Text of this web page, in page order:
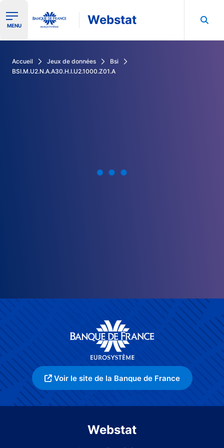
Ouvrir le menu de navigation
MENU Webstat
Accueil Jeux de données
Bsi
BSI.M.U2.N.A.A30.H.I.U2.1000.Z01.A
Voir le site de la Banque de France
Webstat